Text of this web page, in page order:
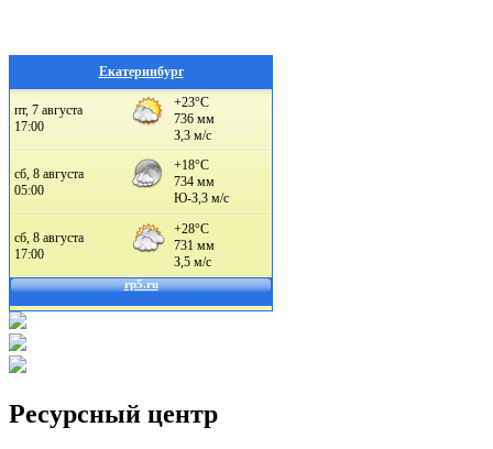
Екатеринбург
Ресурсный центр